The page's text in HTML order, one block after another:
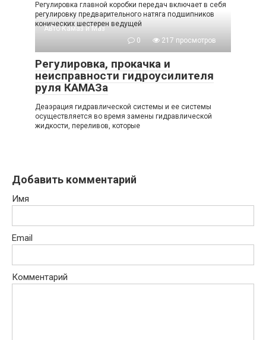
Регулировка главной коробки передач включает в себя
регулировку предварительного натяга подшипников
конических шестерен ведущей
Авто Камаз и Маз
0
217 просмотров
Регулировка, прокачка и
неисправности гидроусилителя
руля КАМАЗа
Деаэрация гидравлической системы и ее системы
осуществляется во время замены гидравлической
жидкости, переливов, которые
Добавить комментарий
Имя
Email
Комментарий